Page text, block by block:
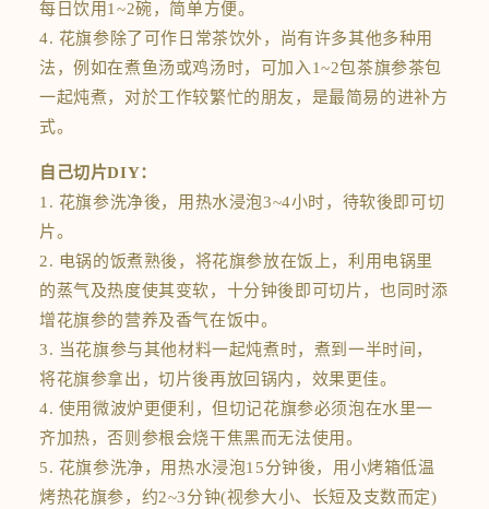
每日饮用1~2碗，简单方便。
4. 花旗参除了可作日常茶饮外，尚有许多其他多种用
法，例如在煮鱼汤或鸡汤时，可加入1~2包茶旗参茶包
一起炖煮，对於工作较繁忙的朋友，是最简易的进补方
式。
自己切片DIY：
1. 花旗参洗净後，用热水浸泡3~4小时，待软後即可切
片。
2. 电锅的饭煮熟後，将花旗参放在饭上，利用电锅里
的蒸气及热度使其变软，十分钟後即可切片，也同时添
增花旗参的营养及香气在饭中。
3. 当花旗参与其他材料一起炖煮时，煮到一半时间，
将花旗参拿出，切片後再放回锅内，效果更佳。
4. 使用微波炉更便利，但切记花旗参必须泡在水里一
齐加热，否则参根会烧干焦黑而无法使用。
5. 花旗参洗净，用热水浸泡15分钟後，用小烤箱低温
烤热花旗参，约2~3分钟(视参大小、长短及支数而定)